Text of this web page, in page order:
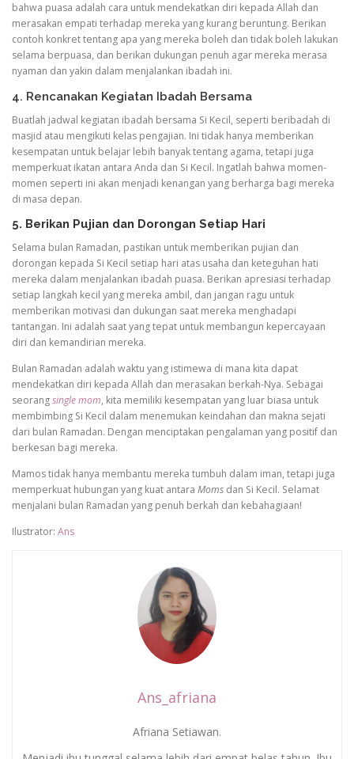
bahwa puasa adalah cara untuk mendekatkan diri kepada Allah dan
merasakan empati terhadap mereka yang kurang beruntung. Berikan
contoh konkret tentang apa yang mereka boleh dan tidak boleh lakukan
selama berpuasa, dan berikan dukungan penuh agar mereka merasa
nyaman dan yakin dalam menjalankan ibadah ini.
4. Rencanakan Kegiatan Ibadah Bersama
Buatlah jadwal kegiatan ibadah bersama Si Kecil, seperti beribadah di
masjid atau mengikuti kelas pengajian. Ini tidak hanya memberikan
kesempatan untuk belajar lebih banyak tentang agama, tetapi juga
memperkuat ikatan antara Anda dan Si Kecil. Ingatlah bahwa momen-
momen seperti ini akan menjadi kenangan yang berharga bagi mereka
di masa depan.
5. Berikan Pujian dan Dorongan Setiap Hari
Selama bulan Ramadan, pastikan untuk memberikan pujian dan
dorongan kepada Si Kecil setiap hari atas usaha dan keteguhan hati
mereka dalam menjalankan ibadah puasa. Berikan apresiasi terhadap
setiap langkah kecil yang mereka ambil, dan jangan ragu untuk
memberikan motivasi dan dukungan saat mereka menghadapi
tantangan. Ini adalah saat yang tepat untuk membangun kepercayaan
diri dan kemandirian mereka.
Bulan Ramadan adalah waktu yang istimewa di mana kita dapat
mendekatkan diri kepada Allah dan merasakan berkah-Nya. Sebagai
seorangsingle mom, kita memiliki kesempatan yang luar biasa untuk
membimbing Si Kecil dalam menemukan keindahan dan makna sejati
dari bulan Ramadan. Dengan menciptakan pengalaman yang positif dan
berkesan bagi mereka.
Mamos tidak hanya membantu mereka tumbuh dalam iman, tetapi juga
memperkuat hubungan yang kuat antara Moms dan Si Kecil. Selamat
menjalani bulan Ramadan yang penuh berkah dan kebahagiaan!
Ilustrator: Ans
Ans_afriana
Afriana Setiawan.